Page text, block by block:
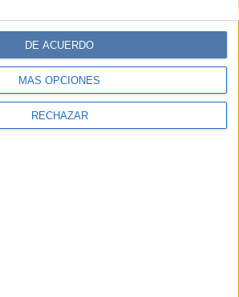
MÁS OPCIONES
RECHAZAR
DE ACUERDO